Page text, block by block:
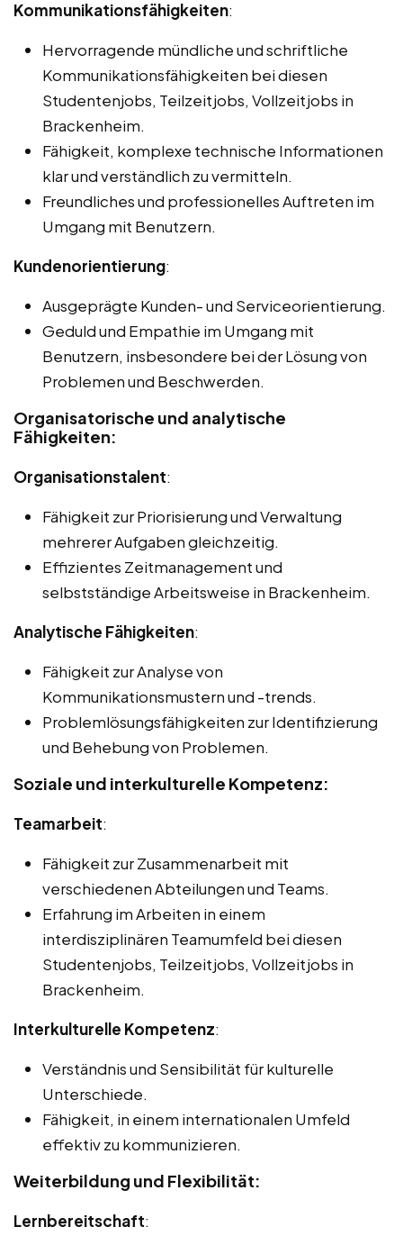
Kommunikationsfähigkeiten:
Hervorragende mündliche und schriftliche
Kommunikationsfähigkeiten bei diesen
Studentenjobs, Teilzeitjobs, Vollzeitjobs in
Brackenheim.
Fähigkeit, komplexe technische Informationen
klar und verständlich zu vermitteln.
Freundliches und professionelles Auftreten im
Umgang mit Benutzern.
Kundenorientierung:
Ausgeprägte Kunden- und Serviceorientierung.
Geduld und Empathie im Umgang mit
Benutzern, insbesondere bei der Lösung von
Problemen und Beschwerden.
Organisatorische und analytische
Fähigkeiten:
Organisationstalent:
Fähigkeit zur Priorisierung und Verwaltung
mehrerer Aufgaben gleichzeitig.
Effizientes Zeitmanagement und
selbstständige Arbeitsweise in Brackenheim.
Analytische Fähigkeiten:
Fähigkeit zur Analyse von
Kommunikationsmustern und -trends.
Problemlösungsfähigkeiten zur Identifizierung
und Behebung von Problemen.
Soziale und interkulturelle Kompetenz:
Teamarbeit:
Fähigkeit zur Zusammenarbeit mit
verschiedenen Abteilungen und Teams.
Erfahrung im Arbeiten in einem
interdisziplinären Teamumfeld bei diesen
Studentenjobs, Teilzeitjobs, Vollzeitjobs in
Brackenheim.
Interkulturelle Kompetenz:
Verständnis und Sensibilität für kulturelle
Unterschiede.
Fähigkeit, in einem internationalen Umfeld
effektiv zu kommunizieren.
Weiterbildung und Flexibilität:
Lernbereitschaft: